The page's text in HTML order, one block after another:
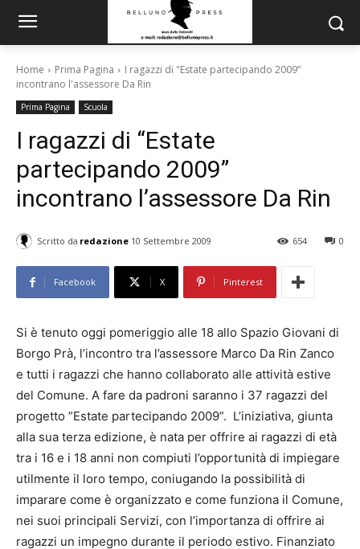
Home Prima Pagina
I ragazzi di "Estate partecipando 2009”
incontrano l'assessore Da Rin
Prima Pagina Scuola
I ragazzi di “Estate
partecipando 2009”
incontrano l’assessore Da Rin
Scritto da redazione 10 Settembre 2009 0
654
Facebook X Pinterest
Si è tenuto oggi pomeriggio alle 18 allo Spazio Giovani di
Borgo Prà, l’incontro tra l’assessore Marco Da Rin Zanco
e tutti i ragazzi che hanno collaborato alle attività estive
del Comune. A fare da padroni saranno i 37 ragazzi del
progetto ”Estate partecipando 2009”. L’iniziativa, giunta
alla sua terza edizione, è nata per offrire ai ragazzi di età
tra i 16 e i 18 anni non compiuti l’opportunità di impiegare
utilmente il loro tempo, coniugando la possibilità di
imparare come è organizzato e come funziona il Comune,
nei suoi principali Servizi, con l’importanza di offrire ai
ragazzi un impegno durante il periodo estivo. Finanziato